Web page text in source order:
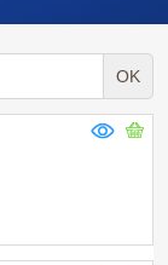
OK